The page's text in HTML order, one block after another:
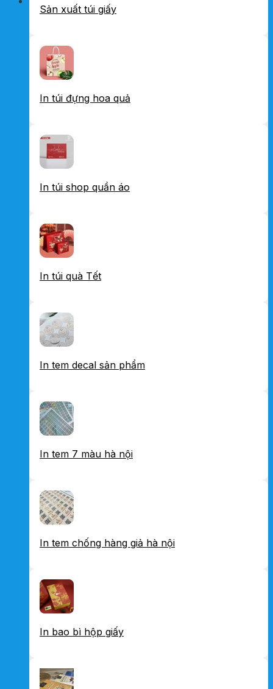
Sản xuất túi giấy
In túi đựng hoa quả
In túi shop quần áo
In túi quà Tết
In tem decal sản phẩm
In tem 7 màu hà nội
In tem chống hàng giả hà nội
In bao bì hộp giấy